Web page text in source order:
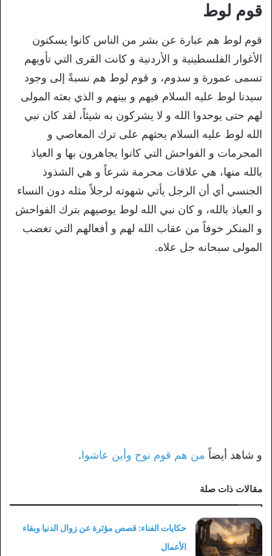
قوم لوط
قوم لوط هم عبارة عن بشر من الناس كانوا يسكنون
الأغوار الفلسطينية و الأردنية و كانت القرى التي تأويهم
تسمى عمورة و سدوم، و قوم لوط هم نسبةً إلى وجود
سيدنا لوط عليه السلام فيهم و بينهم و الذي بعثه المولى
لهم حتى يوحدوا الله و لا يشركون به شيئاً، لقد كان نبي
الله لوط عليه السلام يحثهم على ترك المعاصي و
المحرمات و الفواحش التي كانوا يجاهرون بها و العياذ
بالله منها، هي علاقات محرمة شرعاً و هي الشذوذ
الجنسي أي أن الرجل يأتي شهوته لرجلاً مثله دون النساء
و العياذ بالله، و كان نبي الله لوط يوصيهم بترك الفواحش
و المنكر خوفاً من عقاب الله لهم و أفعالهم التي تغضب
المولى سبحانه جل علاه.
و شاهد أيضاً من هم قوم نوح وأين عاشوا.
مقالات ذات صلة
حكايات الفناء: قصص مؤثرة عن زوال الدنيا وبقاء
الأعمال